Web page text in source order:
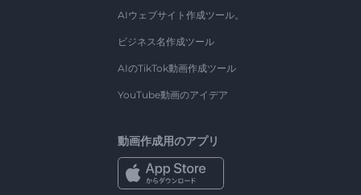
AIウェブサイト作成ツール。
ビジネス名作成ツール
AIのTikTok動画作成ツール
YouTube動画のアイデア
動画作成用のアプリ